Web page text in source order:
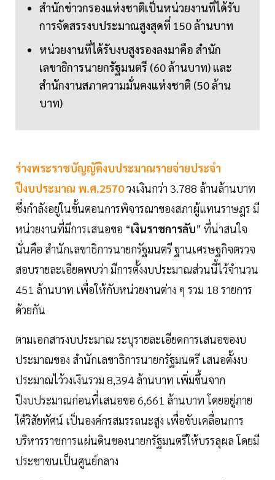
สำนักข่าวกรองแห่งชาติเป็นหน่วยงานที่ได้รับ
การจัดสรรงบประมาณสูงสุดที่ 150 ล้านบาท
หน่วยงานที่ได้รับงบสูงรองลงมาคือ สำนัก
เลขาธิการนายกรัฐมนตรี (60 ล้านบาท) และ
สำนักงานสภาความมั่นคงแห่งชาติ (50 ล้าน
บาท)
ร่างพระราชบัญญัติงบประมาณรายจ่ายประจำ
ปีงบประมาณ พ.ศ.2570วงเงินกว่า 3.788 ล้านล้านบาท
ซึ่งกำลังอยู่ในขั้นตอนการพิจารณาของสภาผู้แทนราษฎร มี
หน่วยงานที่มีการเสนอขอ “เงินราชการลับ” ที่น่าสนใจ
นั่นคือ สำนักเลขาธิการนายกรัฐมนตรี ฐานเศรษฐกิจตรวจ
สอบรายละเอียดพบว่า มีการตั้งงบประมาณส่วนนี้ไว้จำนวน
451 ล้านบาท เพื่อให้กับหน่วยงานต่าง ๆ รวม 18 รายการ
ด้วยกัน
ตามเอกสารงบประมาณ ระบุรายละเอียดการเสนอของบ
ประมาณของ สำนักเลขาธิการนายกรัฐมนตรี เสนอตั้งงบ
ประมาณไว้วงเงินรวม 8,394 ล้านบาท เพิ่มขึ้นจาก
ปีงบประมาณก่อนที่เสนอขอ 6,661 ล้านบาท โดยอยู่ภาย
ใต้วิสัยทัศน์ เป็นองค์กรสมรรถนะสูง เพื่อขับเคลื่อนการ
บริหารราชการแผ่นดินของนายกรัฐมนตรีให้บรรลุผล โดยมี
ประชาชนเป็นศูนย์กลาง